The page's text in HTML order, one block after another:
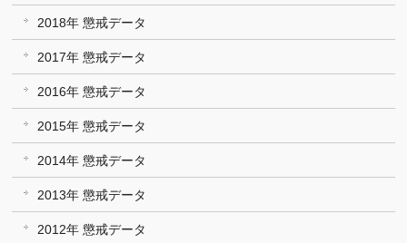
2018年 懲戒データ
2017年 懲戒データ
2016年 懲戒データ
2015年 懲戒データ
2014年 懲戒データ
2013年 懲戒データ
2012年 懲戒データ